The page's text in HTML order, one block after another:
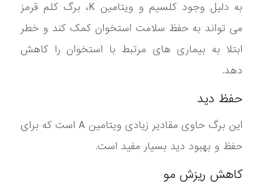
به دلیل وجود کلسیم و ویتامین K، برگ کلم قرمز
می تواند به حفظ سلامت استخوان کمک کند و خطر
ابتلا به بیماری های مرتبط با استخوان را کاهش
دهد.
حفظ دید
این برگ حاوی مقادیر زیادی ویتامین A است که برای
حفظ و بهبود دید بسیار مفید است.
کاهش ریزش مو